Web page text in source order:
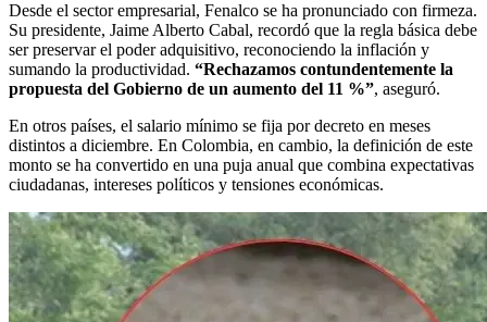
Desde el sector empresarial, Fenalco se ha pronunciado con firmeza.
Su presidente, Jaime Alberto Cabal, recordó que la regla básica debe
ser preservar el poder adquisitivo, reconociendo la inflación y
sumando la productividad. “Rechazamos contundentemente la
propuesta del Gobierno de un aumento del 11 %”, aseguró.
En otros países, el salario mínimo se fija por decreto en meses
distintos a diciembre. En Colombia, en cambio, la definición de este
monto se ha convertido en una puja anual que combina expectativas
ciudadanas, intereses políticos y tensiones económicas.